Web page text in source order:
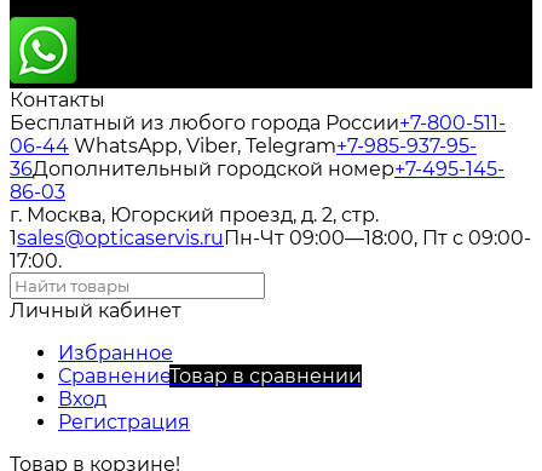
Контакты
Бесплатный из любого города России+7-800-511-
06-44 WhatsApp, Viber, Telegram+7-985-937-95-
36Дополнительный городской номер+7-495-145-
86-03
г. Москва, Югорский проезд, д. 2, стр.
1sales@opticaservis.ruПн-Чт 09:00—18:00, Пт с 09:00-
17:00.
Личный кабинет
Избранное
СравнениеТовар в сравнении
Вход
Регистрация
Товар в корзине!